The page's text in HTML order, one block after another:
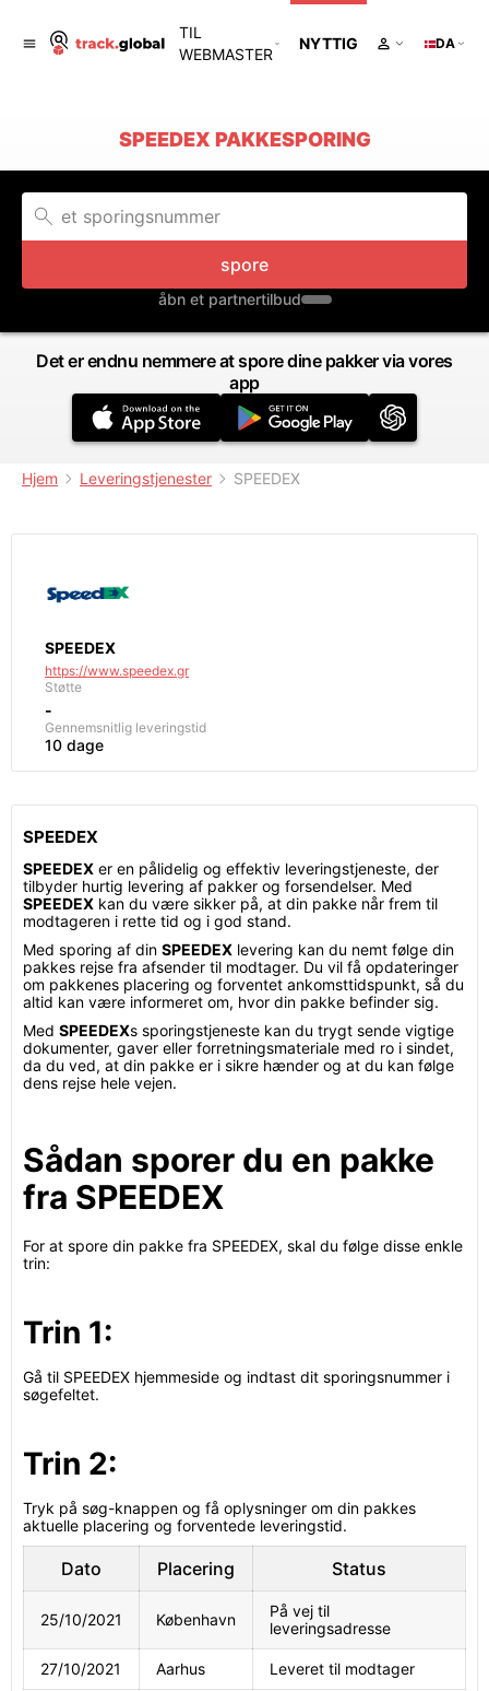
TIL
WEBMASTER
NYTTIG DA
SPEEDEX PAKKESPORING
spore
åbn et partnertilbud
Det er endnu nemmere at spore dine pakker via vores
app
Hjem Leveringstjenester SPEEDEX
SPEEDEX
https://www.speedex.gr
Støtte
-
Gennemsnitlig leveringstid
10 dage
SPEEDEX
SPEEDEX er en pålidelig og effektiv leveringstjeneste, der
tilbyder hurtig levering af pakker og forsendelser. Med
SPEEDEX kan du være sikker på, at din pakke når frem til
modtageren i rette tid og i god stand.
Med sporing af din SPEEDEX levering kan du nemt følge din
pakkes rejse fra afsender til modtager. Du vil få opdateringer
om pakkenes placering og forventet ankomsttidspunkt, så du
altid kan være informeret om, hvor din pakke befinder sig.
Med SPEEDEXs sporingstjeneste kan du trygt sende vigtige
dokumenter, gaver eller forretningsmateriale med ro i sindet,
da du ved, at din pakke er i sikre hænder og at du kan følge
dens rejse hele vejen.
Sådan sporer du en pakke
fra SPEEDEX
For at spore din pakke fra SPEEDEX, skal du følge disse enkle
trin:
Trin 1:
Gå til SPEEDEX hjemmeside og indtast dit sporingsnummer i
søgefeltet.
Trin 2:
Tryk på søg-knappen og få oplysninger om din pakkes
aktuelle placering og forventede leveringstid.
Dato Placering Status
25/10/2021 København
På vej til
leveringsadresse
27/10/2021 Aarhus Leveret til modtager